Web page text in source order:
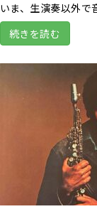
いま、生演奏以外で
続きを読む